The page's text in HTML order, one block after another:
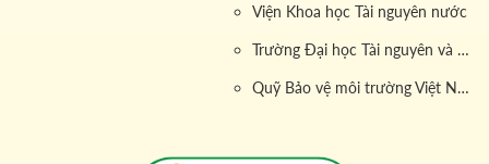
Viện Khoa học Tài nguyên nước
Trường Đại học Tài nguyên và Môi trường
Quỹ Bảo vệ môi trường Việt Nam